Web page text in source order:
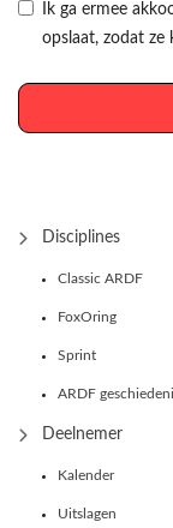
Ik ga ermee
opslaat, zodat ze
Disciplines
Classic ARDF
FoxOring
Sprint
ARDF
Deelnemer
Kalender
Uitslagen